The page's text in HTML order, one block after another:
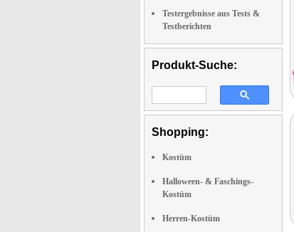
Testergebnisse aus Tests &
Testberichten
Produkt-Suche:
Shopping:
Kostüm
Halloween- & Faschings-
Kostüm
Herren-Kostüm